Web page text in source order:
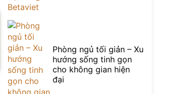
Phòng ngủ tối giản – Xu
hướng sống tinh gọn
cho không gian hiện
đại